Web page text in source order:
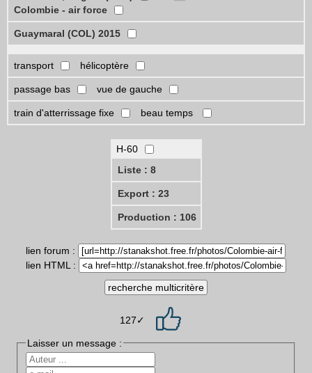
Colombie - air force
Guaymaral (COL) 2015
transport hélicoptère
passage bas vue de gauche
train d'atterrissage fixe beau temps
H-60
Liste : 8
Export : 23
Production : 106
lien forum :
lien HTML :
127✓
Laisser un message :